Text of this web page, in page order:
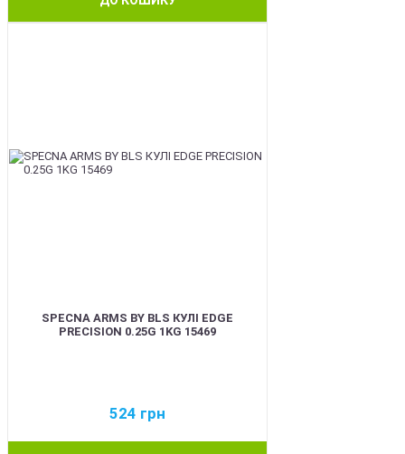
SPECNA ARMS BY BLS КУЛІ EDGE
PRECISION 0.25G 1KG 15469
524 грн